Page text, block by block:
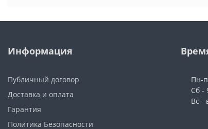
Информация
Публичный договор
Доставка и оплата
Гарантия
Политика Безопасности
Пн-
Сб -
Вс -